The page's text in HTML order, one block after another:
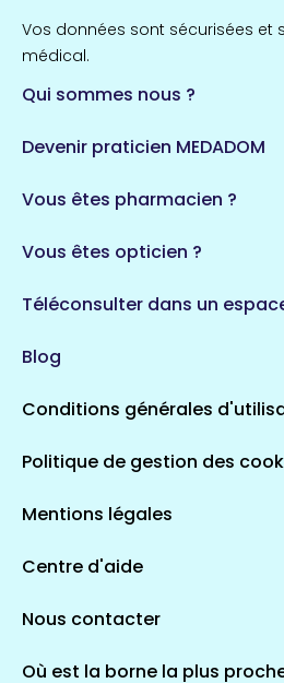
Vos données sont sécurisées et
médical.
Qui sommes nous ?
Devenir praticien MEDADOM
Vous êtes pharmacien ?
Vous êtes opticien ?
Téléconsulter dans un
Blog
Conditions générales
Politique de gestion des
Mentions légales
Centre d'aide
Nous contacter
Où est la borne la plus